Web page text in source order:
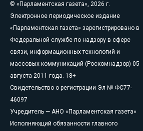
© «Парламентская газета», 2026 г.
Электронное периодическое издание
«Парламентская газета» зарегистрировано в
Федеральной службе по надзору в сфере
связи, информационных технологий и
массовых коммуникаций (Роскомнадзор) 05
августа 2011 года. 18+
Свидетельство о регистрации Эл № ФС77-
46097
Учредитель — АНО «Парламентская газета»
Исполняющий обязанности главного